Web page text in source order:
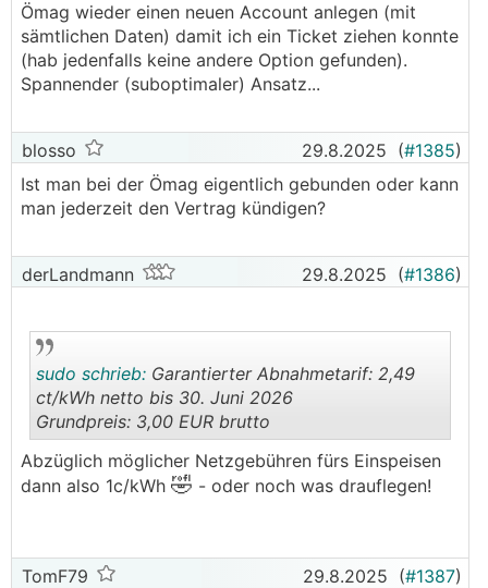
Ömag wieder einen neuen Account anlegen (mit
sämtlichen Daten) damit ich ein Ticket ziehen konnte
(hab jedenfalls keine andere Option gefunden).
Spannender (suboptimaler) Ansatz...
blosso 29.8.2025 (#1385)
Ist man bei der Ömag eigentlich gebunden oder kann
man jederzeit den Vertrag kündigen?
derLandmann 29.8.2025 (#1386)
..
sudo schrieb: Garantierter Abnahmetarif: 2,49
ct/kWh netto bis 30. Juni 2026
Grundpreis: 3,00 EUR brutto
Abzüglich möglicher Netzgebühren fürs Einspeisen
dann also 1c/kWh 🤣 - oder noch was drauflegen!
TomF79 29.8.2025 (#1387)